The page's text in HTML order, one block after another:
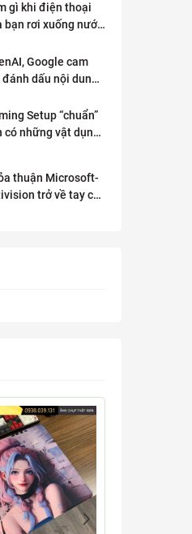
gì khi điện thoại
bạn rơi xuống nước
Google cam
đánh dấu nội dung
Setup “chuẩn”
có những vật dụng
thuận Microsoft-
trở về tay cơ